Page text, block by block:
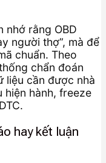
nhớ rằng OBD
người thợ”, mà để
chuẩn. Theo
chẩn đoán
liệu cần được nhà
hiện hành, freeze
hay kết luận